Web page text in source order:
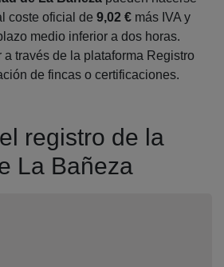
coste oficial de 9,02 € más IVA y
medio inferior a dos horas.
través de la plataforma Registro
de fincas o certificaciones.
registro de la
La Bañeza
nueva